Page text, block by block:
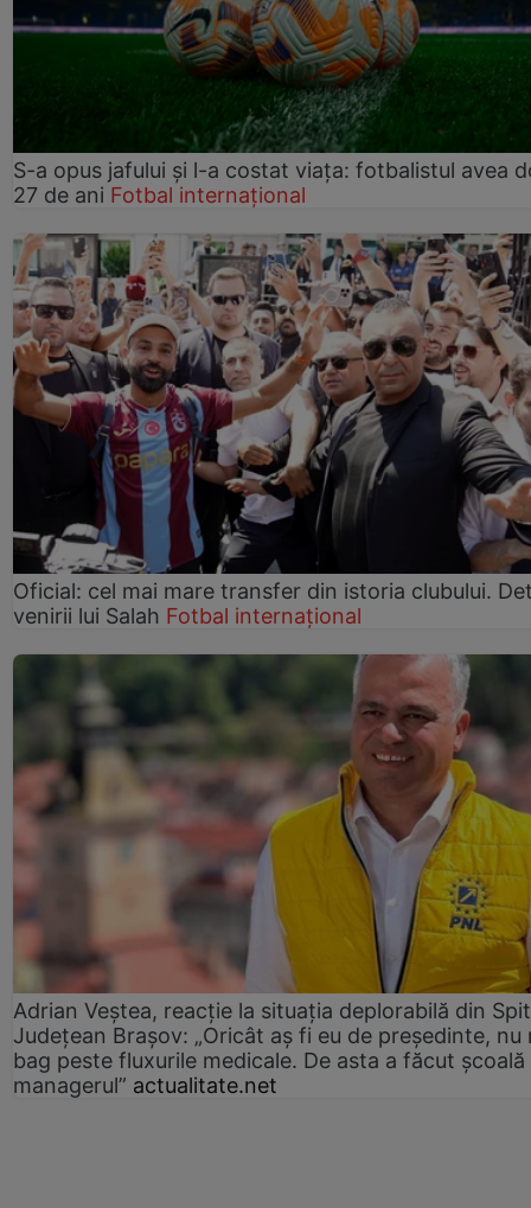
S-a opus jafului și l-a costat viața: fotbalistul avea
27 de ani Fotbal internațional
Oficial: cel mai mare transfer din istoria clubului.
venirii lui Salah Fotbal internațional
Adrian Veștea, reacție la situația deplorabilă din
Județean Brașov: „Oricât aș fi eu de președinte, nu
bag peste fluxurile medicale. De asta a făcut școală
managerul” actualitate.net